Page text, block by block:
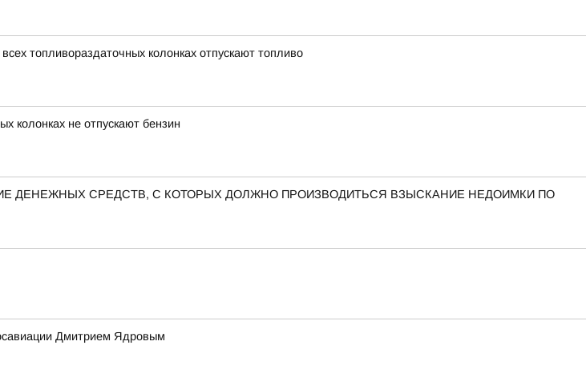
топливораздаточных колонках отпускают топливо
колонках не отпускают бензин
ДЕНЕЖНЫХ СРЕДСТВ, С КОТОРЫХ ДОЛЖНО ПРОИЗВОДИТЬСЯ ВЗЫСКАНИЕ НЕДОИМКИ ПО
Дмитрием Ядровым